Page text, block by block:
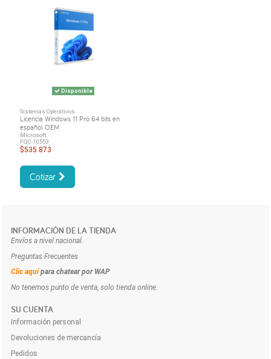
Disponible
Sistemas Operativos
Licencia Windows 11 Pro 64 bits en
español OEM
Microsoft
FQC-10553
$535.873
Cotizar
INFORMACIÓN DE LA TIENDA
Envíos a nivel nacional.
Preguntas Frecuentes
Clic aquí para chatear por WAP
No tenemos punto de venta, solo tienda online.
SU CUENTA
Información personal
Devoluciones de mercancía
Pedidos